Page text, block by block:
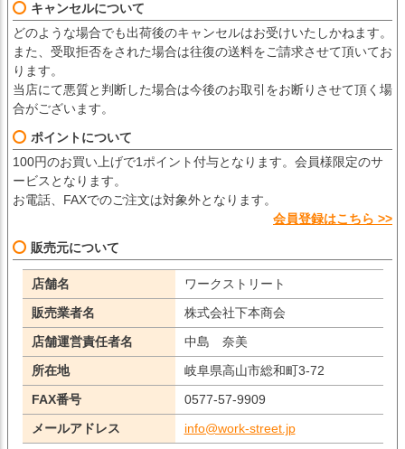
キャンセルについて
どのような場合でも出荷後のキャンセルはお受けいたしかねます。
また、受取拒否をされた場合は往復の送料をご請求させて頂いてお
ります。
当店にて悪質と判断した場合は今後のお取引をお断りさせて頂く場
合がございます。
ポイントについて
100円のお買い上げで1ポイント付与となります。会員様限定のサ
ービスとなります。
お電話、FAXでのご注文は対象外となります。
会員登録はこちら >>
販売元について
店舗名
ワークストリート
販売業者名
株式会社下本商会
店舗運営責任者名
中島 奈美
所在地
岐阜県高山市総和町3-72
FAX番号
0577-57-9909
メールアドレス
info@work-street.jp